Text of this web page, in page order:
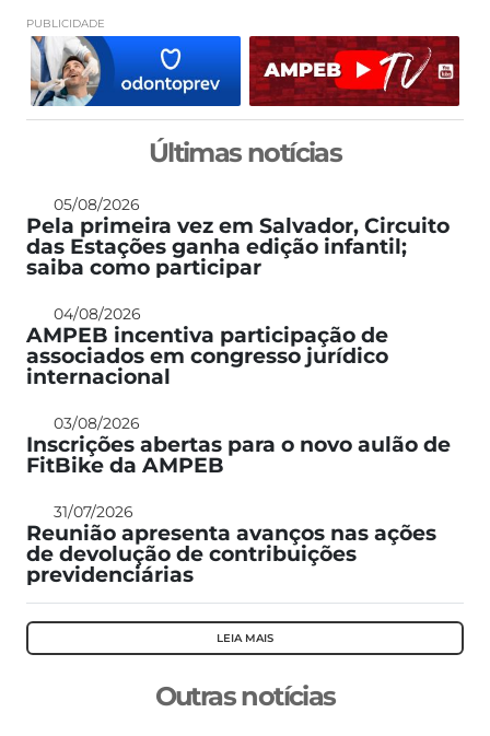
PUBLICIDADE
Últimas notícias
05/08/2026
Pela primeira vez em Salvador, Circuito
das Estações ganha edição infantil;
saiba como participar
04/08/2026
AMPEB incentiva participação de
associados em congresso jurídico
internacional
03/08/2026
Inscrições abertas para o novo aulão de
FitBike da AMPEB
31/07/2026
Reunião apresenta avanços nas ações
de devolução de contribuições
previdenciárias
LEIA MAIS
Outras notícias